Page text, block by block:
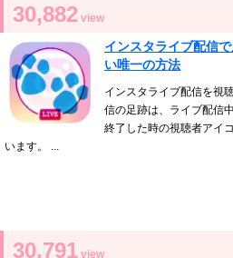
30,882 view
インスタライブ配信
い唯一の方法
インスタライブ配信を視
信の足跡は、ライブ配信
終了した時の視聴者アイ
います。 ...
30,791 view